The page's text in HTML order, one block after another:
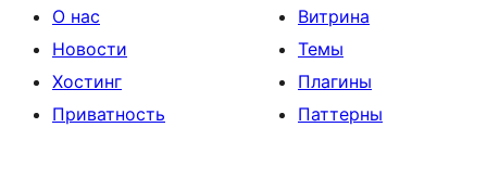
О нас
Новости
Хостинг
Приватность
Витрина
Темы
Плагины
Паттерны